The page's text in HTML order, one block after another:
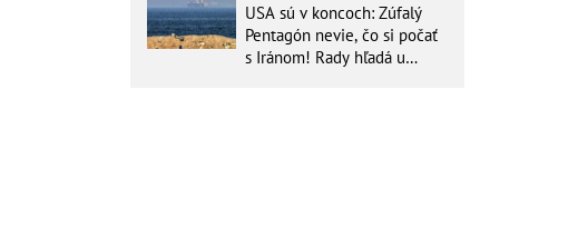
USA sú v koncoch: Zúfalý
Pentagón nevie, čo si počať
s Iránom! Rady hľadá u